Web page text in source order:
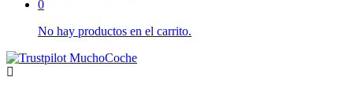
0
No hay productos en el carrito.